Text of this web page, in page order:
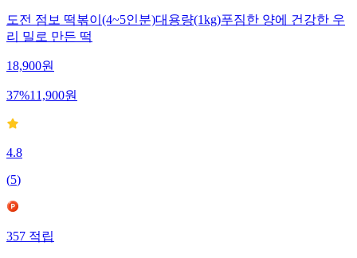
도전 점보 떡볶이(4~5인분)대용량(1kg)푸짐한 양에 건강한 우
리 밀로 만든 떡
18,900원
37%11,900원
4.8
(5)
357 적립